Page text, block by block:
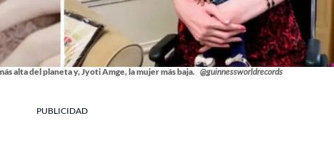
alta del planeta y, Jyoti Amge, la mujer más baja. @guinnessworldrecords
PUBLICIDAD